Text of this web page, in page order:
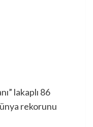
lakaplı 86
rekorunu